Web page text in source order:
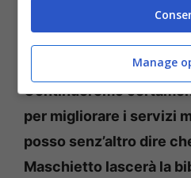
continui acquisti
supera ampiamente i 30
Continueremo
per migliorare i servizi
posso senz’altro dire
Maschietto lascerà la
Manage